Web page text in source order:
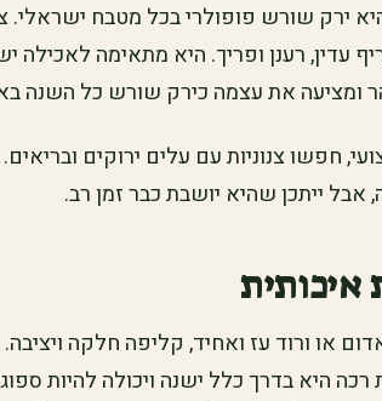
ירק שורש פופולרי בכל מטבח ישראלי.
עדין, רענן ופריך. היא מתאימה לאכילה
ומציעה את עצמה כירק שורש כל השנה
חפשו צנוניות עם עלים ירוקים
אבל ייתכן שהיא יושבת כבר זמן רב.
איכותית
או ורוד עז ואחיד, קליפה חלקה
רכה היא בדרך כלל ישנה ויכולה להיות